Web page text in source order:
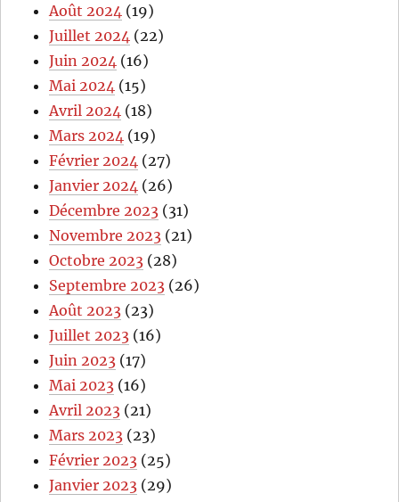
Août 2024 (19)
Juillet 2024 (22)
Juin 2024 (16)
Mai 2024 (15)
Avril 2024 (18)
Mars 2024 (19)
Février 2024 (27)
Janvier 2024 (26)
Décembre 2023 (31)
Novembre 2023 (21)
Octobre 2023 (28)
Septembre 2023 (26)
Août 2023 (23)
Juillet 2023 (16)
Juin 2023 (17)
Mai 2023 (16)
Avril 2023 (21)
Mars 2023 (23)
Février 2023 (25)
Janvier 2023 (29)